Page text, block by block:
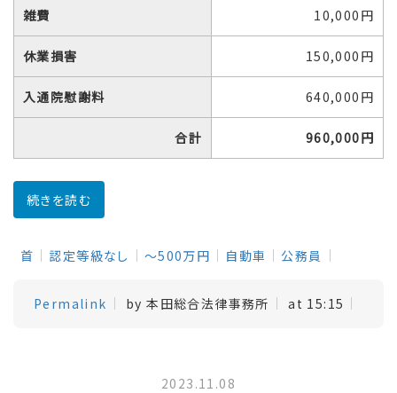
雑費 10,000円
休業損害 150,000円
入通院慰謝料 640,000円
合計 960,000円
続きを読む
首 認定等級なし ～500万円 自動車 公務員
Permalink by 本田総合法律事務所 at 15:15
2023.11.08